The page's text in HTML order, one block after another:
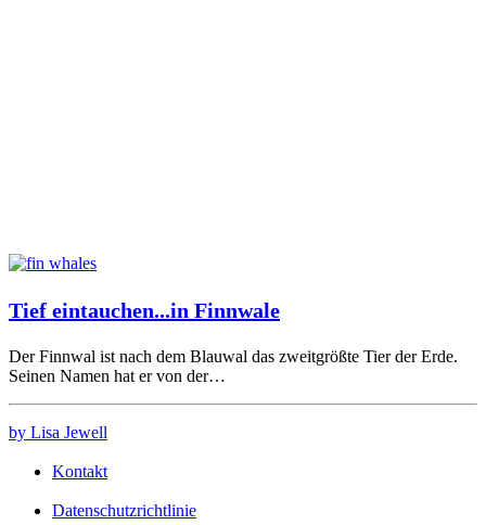
Tief eintauchen...in Finnwale
Der Finnwal ist nach dem Blauwal das zweitgrößte Tier der Erde.
Seinen Namen hat er von der…
by Lisa Jewell
Kontakt
Datenschutzrichtlinie